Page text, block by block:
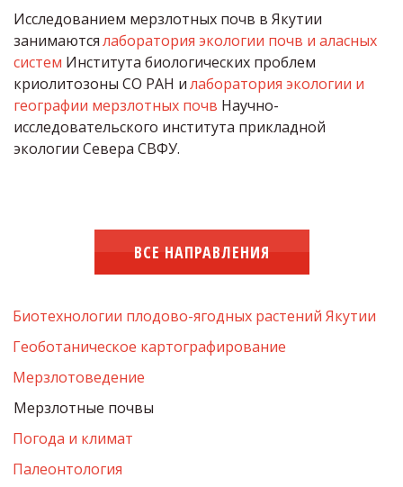
Исследованием мерзлотных почв в Якутии
занимаются лаборатория экологии почв и аласных
систем Института биологических проблем
криолитозоны СО РАН и лаборатория экологии и
географии мерзлотных почв Научно-
исследовательского института прикладной
экологии Севера СВФУ.
ВСЕ НАПРАВЛЕНИЯ
Биотехнологии плодово-ягодных растений Якутии
Геоботаническое картографирование
Мерзлотоведение
Мерзлотные почвы
Погода и климат
Палеонтология